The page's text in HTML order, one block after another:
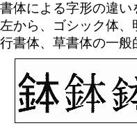
書体による字形の違い
左から、ゴシック体、
行書体、草書体の一般